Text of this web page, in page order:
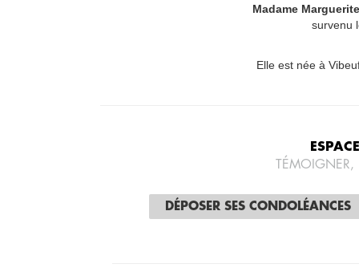
Madame
survenu
Elle est née à
DÉPOSER SES CONDOLÉANCES